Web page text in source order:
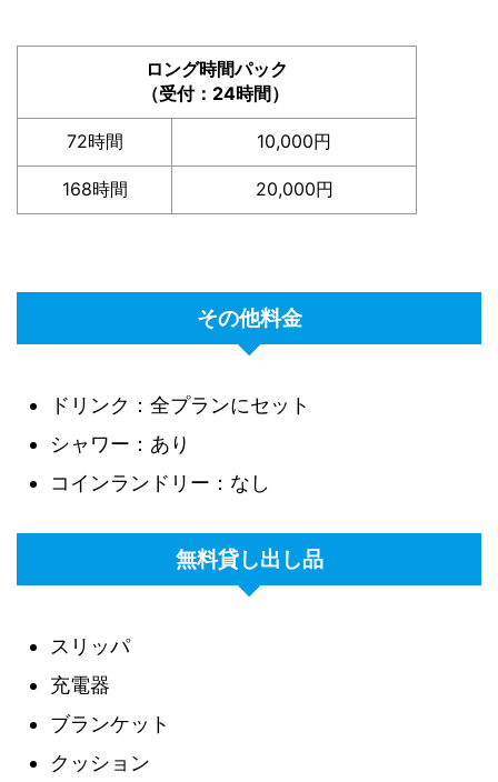
ロング時間パック
（受付：24時間）
72時間 10,000円
168時間 20,000円
その他料金
ドリンク：全プランにセット
シャワー：あり
コインランドリー：なし
無料貸し出し品
スリッパ
充電器
ブランケット
クッション